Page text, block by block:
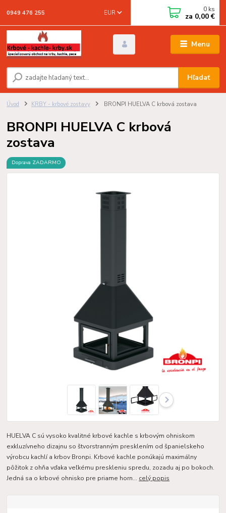
Menu
EUR
Hľadať
0949 476 255 0 ks
za 0,00 €
Úvod KRBY - krbové zostavy BRONPI HUELVA C krbová zostava
BRONPI HUELVA C krbová
zostava
Doprava ZADARMO
HUELVA C sú vysoko kvalitné krbové kachle s krbovým ohniskom
exkluzívneho dizajnu so štvorstranným presklením od španielskeho
výrobcu kachlí a krbov Bronpi. Krbové kachle ponúkajú maximálny
pôžitok z ohňa vďaka veľkému preskleniu spredu, zozadu aj po bokoch.
Jedná sa o krbové ohnisko pre priame horn... celý popis